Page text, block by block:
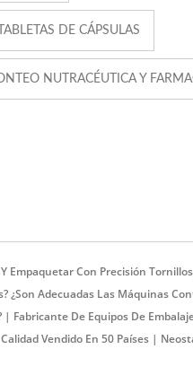
DE CÁPSULAS
NUTRACÉUTICA Y
Empaquetar Con Precisión
¿Son Adecuadas Las Máquinas
| Fabricante De Equipos De
Vendido En 50 Países |